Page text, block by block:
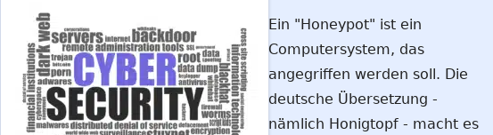
Ein "Honeypot" ist ein
Computersystem, das
angegriffen werden soll. Die
deutsche Übersetzung -
nämlich Honigtopf - macht es